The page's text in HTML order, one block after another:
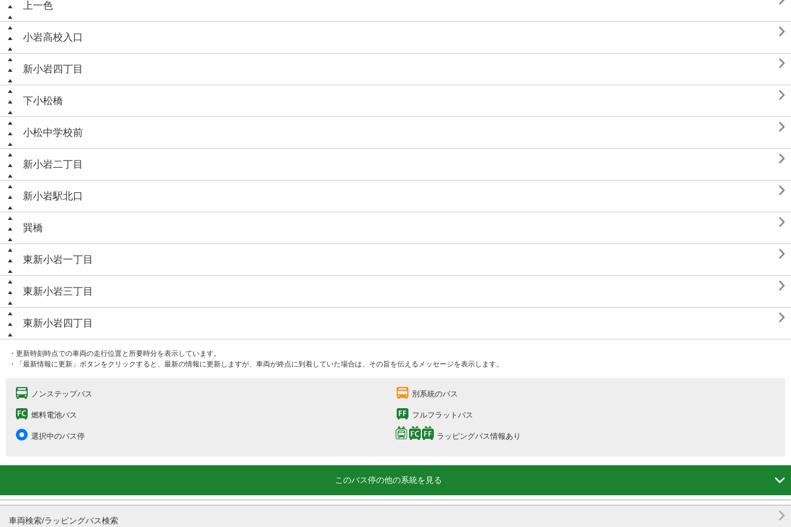
上一色
小岩高校入口 
新小岩四丁目 
下小松橋 
小松中学校前 
新小岩二丁目 
新小岩駅北口 
巽橋 
東新小岩一丁目 
東新小岩三丁目 
東新小岩四丁目 
・更新時刻時点での車両の走行位置と所要時分を表示しています。
・「最新情報に更新」ボタンをクリックすると、最新の情報に更新しますが、車両が終点に到着していた場合は、その旨を伝えるメッセージを表示します。
ノンステップバス 別系統のバス
燃料電池バス フルフラットバス
選択中のバス停 ラッピングバス情報あり
このバス停の他の系統を見る 
車両検索/ラッピングバス検索 